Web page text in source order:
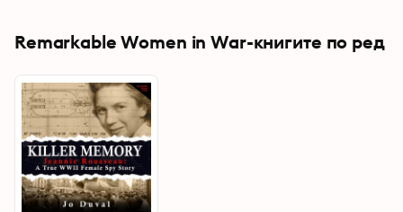
Remarkable Women in War-книгите по ред